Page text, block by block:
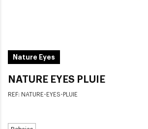
Nature Eyes
NATURE EYES PLUIE
REF: NATURE-EYES-PLUIE